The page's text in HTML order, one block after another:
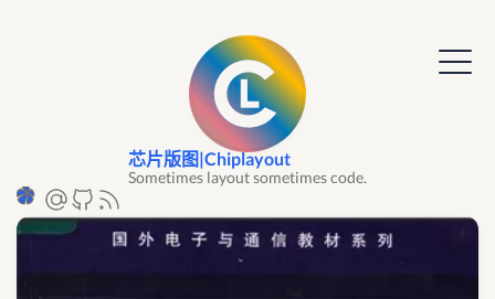
芯片版图|Chiplayout
Sometimes layout sometimes code.